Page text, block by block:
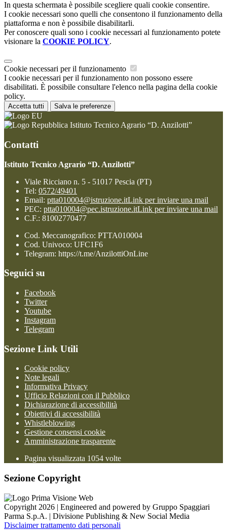
In questa schermata è possibile scegliere quali cookie consentire.
I cookie necessari sono quelli che consentono il funzionamento della
piattaforma e non è possibile disabilitarli.
Per conoscere quali sono i cookie necessari al funzionamento potete
visionare la COOKIE POLICY.
Cookie necessari per il funzionamento
I cookie necessari per il funzionamento non possono essere
disabilitati. È possibile consultare l'elenco nella pagina della cookie
policy.
Accetta tutti Salva le preferenze
Istituto Tecnico Agrario “D. Anzilotti”
Contatti
Istituto Tecnico Agrario “D. Anzilotti”
Viale Ricciano n. 5 - 51017 Pescia (PT)
Tel: 0572/49401
Email: ptta010004@istruzione.itLink per inviare una mail
PEC: ptta010004@pec.istruzione.itLink per inviare una mail
C.F.: 81002770477
Cod. Meccanografico: PTTA010004
Cod. Univoco: UFC1F6
Telegram: https://t.me/AnzilottiOnLine
Seguici su
Facebook
Twitter
Youtube
Instagram
Telegram
Sezione Link Utili
Cookie policy
Note legali
Informativa Privacy
Ufficio Relazioni con il Pubblico
Dichiarazione di accessibilità
Obiettivi di accessibilità
Whistleblowing
Gestione consensi cookie
Amministrazione trasparente
Pagina visualizzata 1054 volte
Sezione Copyright
Copyright 2026 | Engineered and powered by Gruppo Spaggiari
Parma S.p.A. | Divisione Publishing & New Social Media
Disclaimer trattamento dati personali